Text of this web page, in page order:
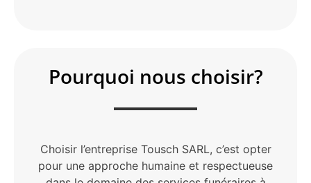
Pourquoi nous choisir?
Choisir l’entreprise Tousch SARL, c’est opter
pour une approche humaine et respectueuse